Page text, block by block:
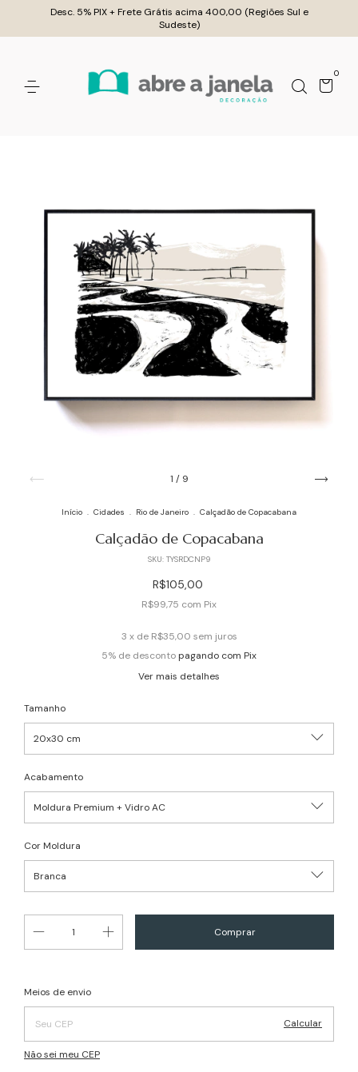
Desc. 5% PIX + Frete Grátis acima 400,00 (Regiões Sul e
Sudeste)
0
1 / 9
Início . Cidades . Rio de Janeiro . Calçadão de Copacabana
Calçadão de Copacabana
SKU: TYSRDCNP9
R$105,00
R$99,75 com Pix
3 x de R$35,00 sem juros
5% de desconto pagando com Pix
Ver mais detalhes
Tamanho
Acabamento
Cor Moldura
Entregas para o CEP:
Meios de envio
Calcular
Não sei meu CEP